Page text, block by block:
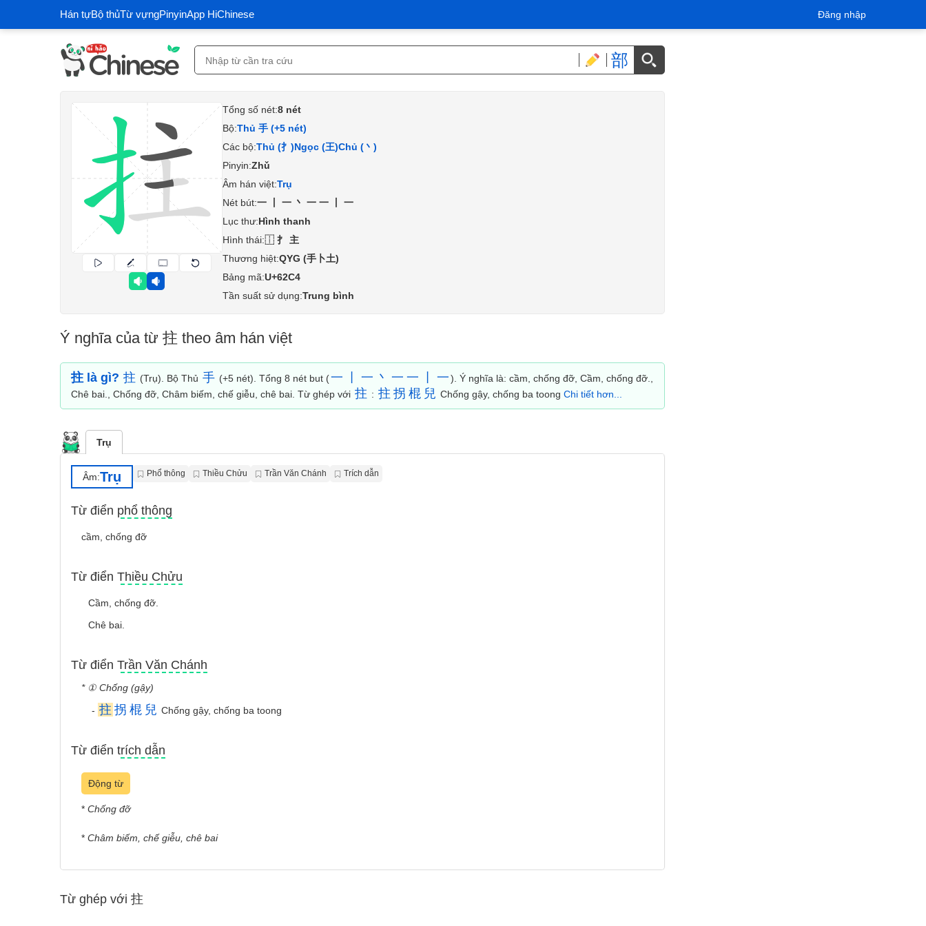
Hán tựBộ thủTừ vựngPinyinApp HiChinese Đăng nhập
部
Tổng số nét:8 nét
Bộ:Thủ 手 (+5 nét)
Các bộ:Thủ (扌)Ngọc (王)Chủ (丶)
Pinyin:Zhǔ
Âm hán việt:Trụ
Nét bút:一丨一丶一一丨一
Lục thư:Hình thanh
Hình thái:⿰⺘主
Thương hiệt:QYG (手卜土)
Bảng mã:U+62C4
Tần suất sử dụng:Trung bình
Ý nghĩa của từ 拄 theo âm hán việt
拄 là gì? 拄 (Trụ). Bộ Thủ 手 (+5 nét). Tổng 8 nét but (一 一 丶 一 一 一). Ý nghĩa là: cầm, chống đỡ, Cầm, chống đỡ.,
Chê bai., Chống đỡ, Châm biếm, chế giễu, chê bai. Từ ghép với 拄 : 拄 拐 棍 兒 Chống gậy, chống ba toong Chi tiết hơn...
Trụ
Âm:Trụ Phổ thông Thiều Chửu Trần Văn Chánh Trích dẫn
Từ điển phổ thông
cầm, chống đỡ
Từ điển Thiều Chửu
Cầm, chống đỡ.
Chê bai.
Từ điển Trần Văn Chánh
* ① Chống (gậy)
- 拄 拐 棍 兒 Chống gậy, chống ba toong
Từ điển trích dẫn
Động từ
* Chống đỡ
* Châm biếm, chế giễu, chê bai
Từ ghép với 拄